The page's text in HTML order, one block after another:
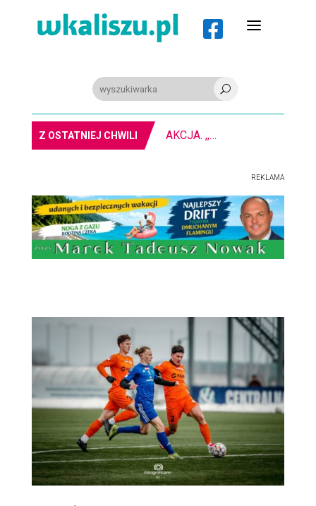
 a
U
Z OSTATNIEJ CHWILI AKCJA. ,,Nie bądź obojętny” na kaliskim rynku
REKLAMA